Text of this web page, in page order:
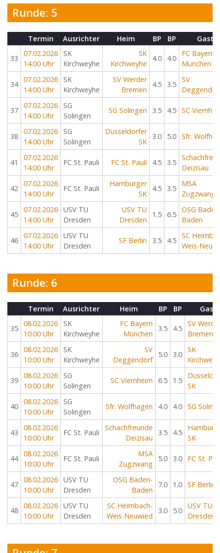
Runde: 5
Termin Ausrichter Heim BP BP Gast
33
07.02.2026
14:00 Uhr
SK
Kirchweyhe
SK
Kirchweyhe
4.0 4.0
FC Bayern
München
34
07.02.2026
14:00 Uhr
SK
Kirchweyhe
SV Werder
Bremen
4.5 3.5
SV
37
07.02.2026
14:00 Uhr
SG
Solingen
SG Solingen 3.5 4.5 SC
38
07.02.2026
14:00 Uhr
SG
Solingen
Düsseldorfer
SK
3.0 5.0 Sfr.
41
07.02.2026
14:00 Uhr
FC St. Pauli FC St. Pauli 4.5 3.5
Deizisau
42
07.02.2026
14:00 Uhr
FC St. Pauli
Hamburger
SK
4.5 3.5
MSA
Zugzwang
45
07.02.2026
14:00 Uhr
USV TU
Dresden
USV TU
Dresden
1.5 6.5
OSG
Baden
46
07.02.2026
14:00 Uhr
USV TU
Dresden
SF Berlin 3.5 4.5
SC
Weis-
Runde: 6
Termin Ausrichter Heim BP BP Gast
35
08.02.2026
10:00 Uhr
SK
Kirchweyhe
FC Bayern
München
3.5 4.5
SV
Bremen
36
08.02.2026
10:00 Uhr
SK
Kirchweyhe
SV
Deggendorf
5.0 3.0
SK
39
08.02.2026
10:00 Uhr
SG
Solingen
SC Viernheim 6.5 1.5
SK
40
08.02.2026
10:00 Uhr
SG
Solingen
Sfr. Wolfhagen 4.0 4.0 SG
43
08.02.2026
10:00 Uhr
FC St. Pauli
Schachfreunde
Deizisau
3.5 4.5
SK
44
08.02.2026
10:00 Uhr
FC St. Pauli
MSA
Zugzwang
5.0 3.0 FC St.
47
08.02.2026
10:00 Uhr
USV TU
Dresden
OSG Baden-
Baden
7.0 1.0 SF Berlin
48
08.02.2026
10:00 Uhr
USV TU
Dresden
SC Heimbach-
Weis-Neuwied
3.0 5.0
USV TU
Dresden